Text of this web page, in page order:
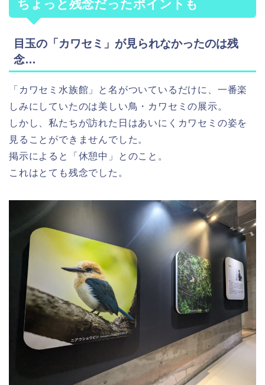
ちょっと残念だったポイントも
目玉の「カワセミ」が見られなかったのは残
念…
「カワセミ水族館」と名がついているだけに、一番楽
しみにしていたのは美しい鳥・カワセミの展示。
しかし、私たちが訪れた日はあいにくカワセミの姿を
見ることができませんでした。
掲示によると「休憩中」とのこと。
これはとても残念でした。